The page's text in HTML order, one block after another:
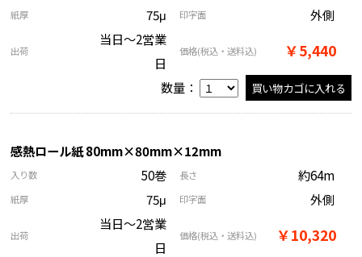
紙厚 75μ 印字面 外側
出荷
当日～2営業
日
価格(税込・送料込) ￥5,440
数量：
感熱ロール紙 80mm×80mm×12mm
入り数 50巻 長さ 約64m
紙厚 75μ 印字面 外側
出荷
当日～2営業
日
価格(税込・送料込) ￥10,320